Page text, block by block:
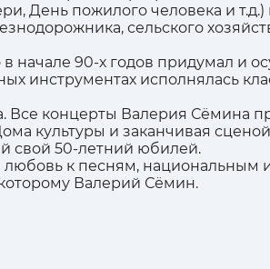
День пожилого человека и
сельского
начале 90-х годов придумал и
инструментах исполнялась
Все концерты Валерия Сёмина
культуры и заканчивая
свой 50-летний юбилей.
любовь к песням,
Валерий Сёмин.